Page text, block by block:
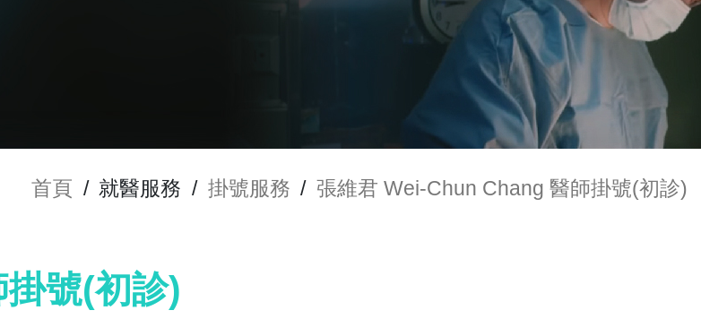
首頁 / 就醫服務 / 掛號服務 / 張維君 Wei-Chun Chang 醫師掛號(初診)
號(初診)